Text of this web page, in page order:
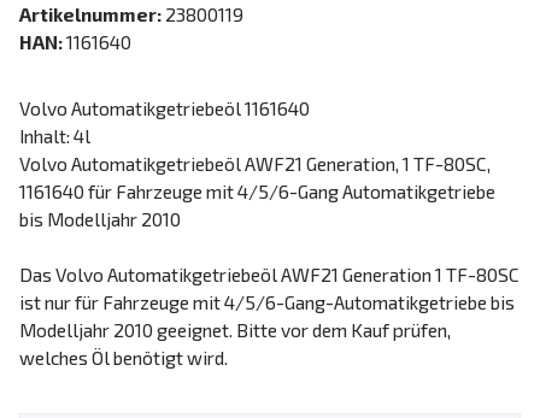
Artikelnummer: 23800119
HAN:1161640
Volvo Automatikgetriebeöl 1161640
Inhalt: 4l
Volvo Automatikgetriebeöl AWF21 Generation, 1 TF-80SC,
1161640 für Fahrzeuge mit 4/5/6-Gang Automatikgetriebe
bis Modelljahr 2010
Das Volvo Automatikgetriebeöl AWF21 Generation 1 TF-80SC
ist nur für Fahrzeuge mit 4/5/6-Gang-Automatikgetriebe bis
Modelljahr 2010 geeignet. Bitte vor dem Kauf prüfen,
welches Öl benötigt wird.